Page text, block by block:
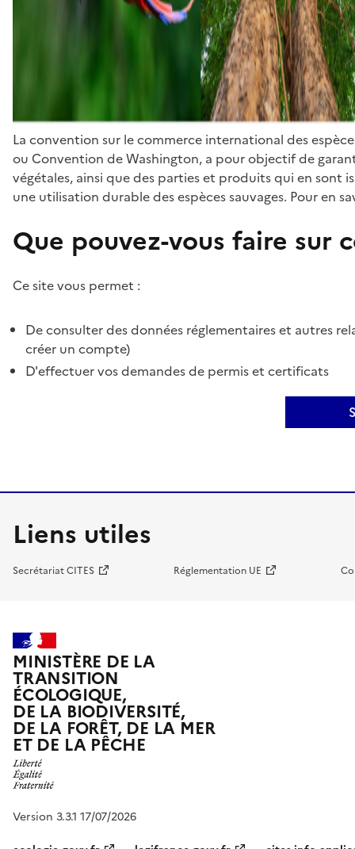
La convention sur le commerce international des
ou Convention de Washington, a pour objectif de
végétales, ainsi que des parties et produits qui en sont
une utilisation durable des espèces sauvages. Pour en
Que pouvez-vous faire sur
Ce site vous permet :
De consulter des données réglementaires et autres
créer un compte)
D'effectuer vos demandes de permis et certificats
Liens utiles
Secrétariat CITES Réglementation UE
MINISTÈRE DE LA
TRANSITION
ÉCOLOGIQUE,
DE LA BIODIVERSITÉ,
DE LA FORÊT, DE LA MER
ET DE LA PÊCHE
Version 3.3.1 17/07/2026